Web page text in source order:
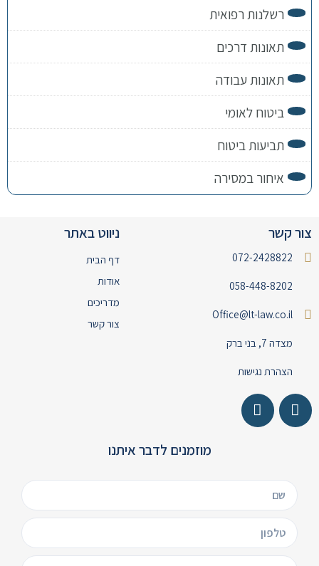
רשלנות רפואית
תאונות דרכים
תאונות עבודה
ביטוח לאומי
תביעות ביטוח
איחור במסירה
צור קשר
072-2428822
058-448-8202
Office@lt-law.co.il
מצדה 7, בני ברק
הצהרת נגישות
ניווט באתר
דף הבית
אודות
מדריכים
צור קשר
מוזמנים לדבר איתנו